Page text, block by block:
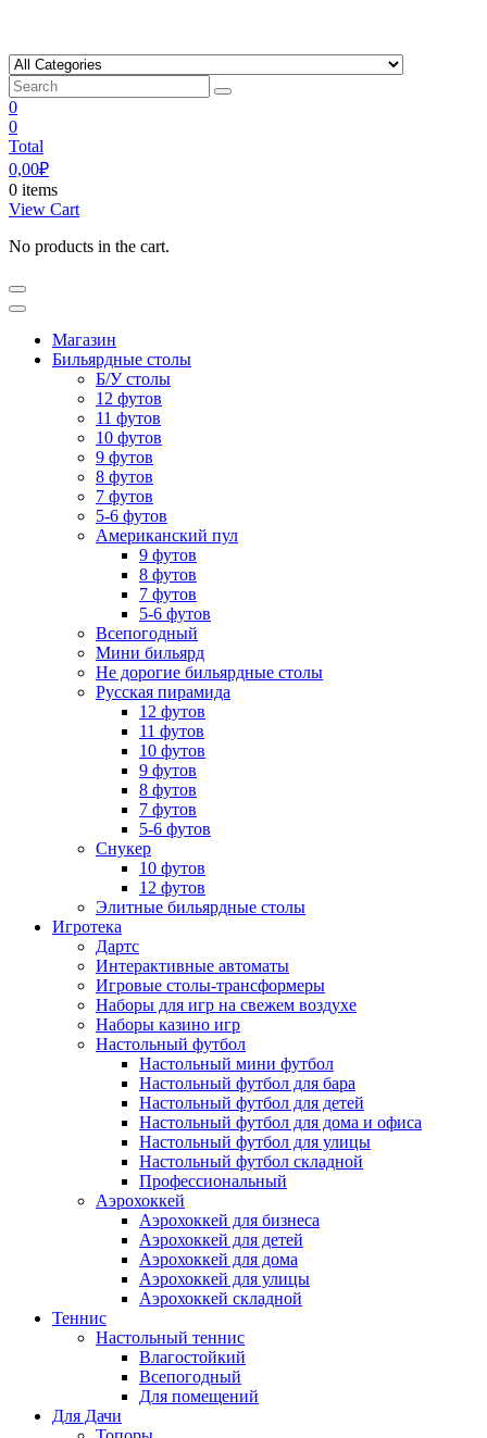
content
0
0
Total
0,00₽
0 items
View Cart
No products in the cart.
Магазин
Бильярдные столы
Б/У столы
12 футов
11 футов
10 футов
9 футов
8 футов
7 футов
5-6 футов
Американский пул
9 футов
8 футов
7 футов
5-6 футов
Всепогодный
Мини бильярд
Не дорогие бильярдные столы
Русская пирамида
12 футов
11 футов
10 футов
9 футов
8 футов
7 футов
5-6 футов
Снукер
10 футов
12 футов
Элитные бильярдные столы
Игротека
Дартс
Интерактивные автоматы
Игровые столы-трансформеры
Наборы для игр на свежем воздухе
Наборы казино игр
Настольный футбол
Настольный мини футбол
Настольный футбол для бара
Настольный футбол для детей
Настольный футбол для дома и офиса
Настольный футбол для улицы
Настольный футбол складной
Профессиональный
Аэрохоккей
Аэрохоккей для бизнеса
Аэрохоккей для детей
Аэрохоккей для дома
Аэрохоккей для улицы
Аэрохоккей складной
Теннис
Настольный теннис
Влагостойкий
Всепогодный
Для помещений
Для Дачи